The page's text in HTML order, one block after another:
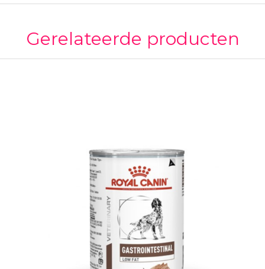
Gerelateerde producten